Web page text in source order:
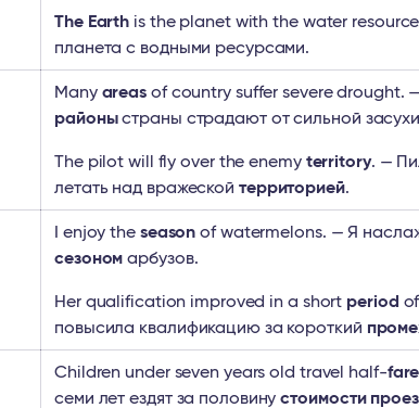
The Earth is the planet with the water
планета с водными ресурсами.
Many areas of country suffer severe drought.
районыстраны страдают от сильной
The pilot will fly over the enemy territory. —
летать над вражеской территорией.
I enjoy the season of watermelons. — Я
сезоном арбузов.
Her qualification improved in a short period
повысила квалификацию за короткий
Children under seven years old travel half-fare
семи лет ездят за половинустоимости